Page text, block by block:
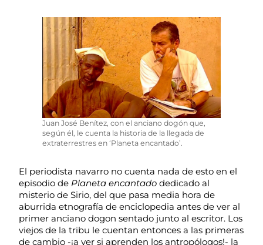
Juan José Benítez, con el anciano dogón que,
según él, le cuenta la historia de la llegada de
extraterrestres en ‘Planeta encantado’.
El periodista navarro no cuenta nada de esto en el
episodio de Planeta encantado dedicado al
misterio de Sirio, del que pasa media hora de
aburrida etnografía de enciclopedia antes de ver al
primer anciano dogon sentado junto al escritor. Los
viejos de la tribu le cuentan entonces a las primeras
de cambio -¡a ver si aprenden los antropólogos!- la